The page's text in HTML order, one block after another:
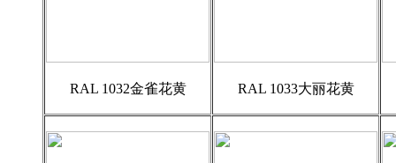
RAL 1032金雀花黄 RAL 1033大丽花黄